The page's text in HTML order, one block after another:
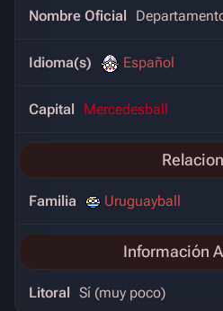
Nombre Oficial
Idioma(s) Español
Capital Mercedesball
Familia Uruguayball
Información
Litoral Sí (muy poco)